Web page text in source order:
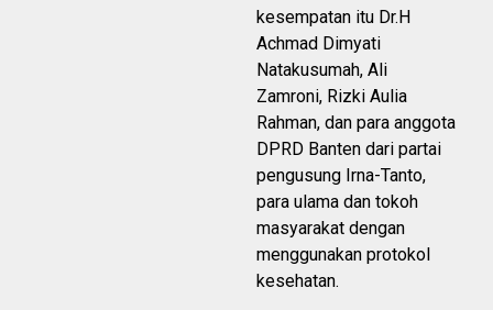
kesempatan itu Dr.H
Achmad Dimyati
Natakusumah, Ali
Zamroni, Rizki Aulia
Rahman, dan para anggota
DPRD Banten dari partai
pengusung Irna-Tanto,
para ulama dan tokoh
masyarakat dengan
menggunakan protokol
kesehatan.